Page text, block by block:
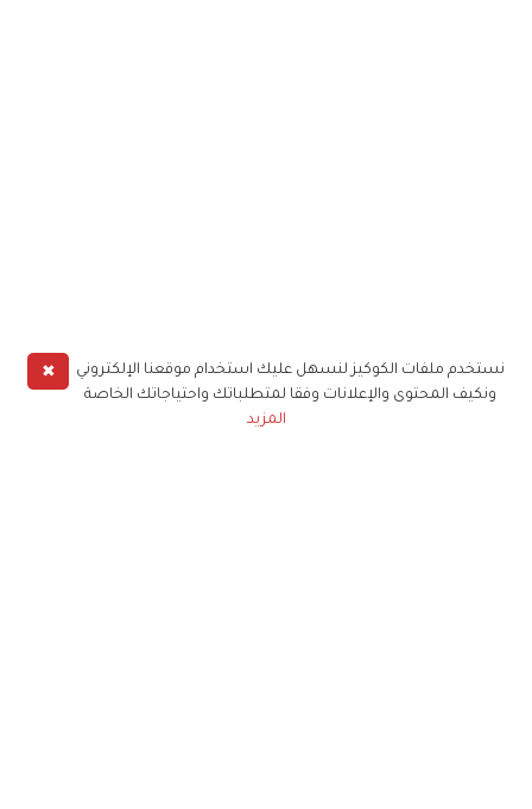
✖
نستخدم ملفات الكوكيز لنسهل عليك استخدام موقعنا الإلكتروني
ونكيف المحتوى والإعلانات وفقا لمتطلباتك واحتياجاتك الخاصة
المزيد